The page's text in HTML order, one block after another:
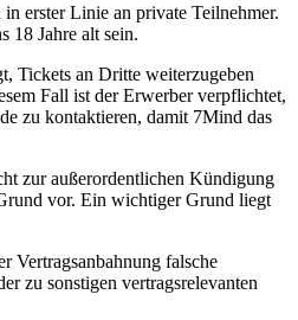
erster Linie an private Teilnehmer.
18 Jahre alt sein.
Tickets an Dritte weiterzugeben
Fall ist der Erwerber verpflichtet,
zu kontaktieren, damit 7Mind das
zur außerordentlichen Kündigung
vor. Ein wichtiger Grund liegt
Vertragsanbahnung falsche
zu sonstigen vertragsrelevanten